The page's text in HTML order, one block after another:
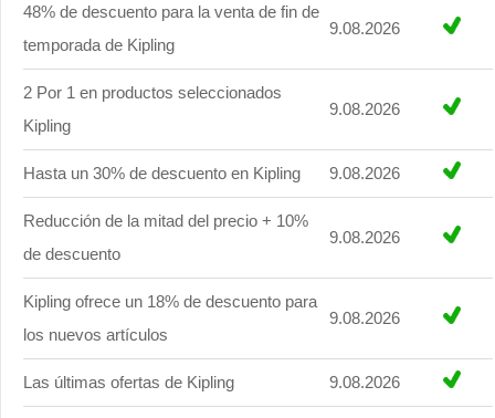
48% de descuento para la venta de fin de
temporada de Kipling
9.08.2026
2 Por 1 en productos seleccionados
Kipling
9.08.2026
Hasta un 30% de descuento en Kipling 9.08.2026
Reducción de la mitad del precio + 10%
de descuento
9.08.2026
Kipling ofrece un 18% de descuento para
los nuevos artículos
9.08.2026
Las últimas ofertas de Kipling 9.08.2026